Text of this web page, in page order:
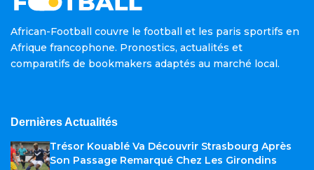
African-Football couvre le football et les paris sportifs en
Afrique francophone. Pronostics, actualités et
comparatifs de bookmakers adaptés au marché local.
Dernières Actualités
Trésor Kouablé Va Découvrir Strasbourg Après
Son Passage Remarqué Chez Les Girondins